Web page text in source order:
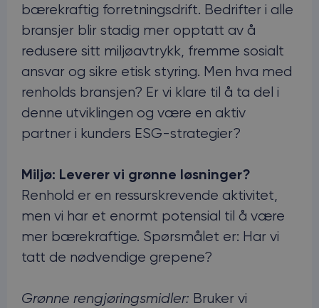
bærekraftig forretningsdrift. Bedrifter i alle
bransjer blir stadig mer opptatt av å
redusere sitt miljøavtrykk, fremme sosialt
ansvar og sikre etisk styring. Men hva med
renholds bransjen? Er vi klare til å ta del i
denne utviklingen og være en aktiv
partner i kunders ESG-strategier?
Miljø: Leverer vi grønne løsninger?
Renhold er en ressurskrevende aktivitet,
men vi har et enormt potensial til å være
mer bærekraftige. Spørsmålet er: Har vi
tatt de nødvendige grepene?
Grønne rengjøringsmidler: Bruker vi